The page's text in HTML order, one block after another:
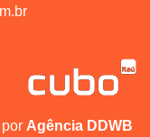
Agência DDWB